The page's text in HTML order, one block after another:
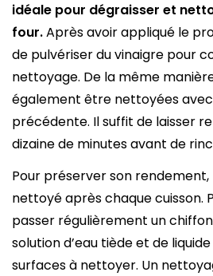
idéale pour dégraisser et
four.Après avoir appliqué le
de pulvériser du vinaigre pour
nettoyage. De la même
également être nettoyées
précédente. Il suffit de laisser
dizaine de minutes avant de
Pour préserver son
nettoyé après chaque cuisson.
passer régulièrement un
solution d’eau tiède et de
surfaces à nettoyer. Un